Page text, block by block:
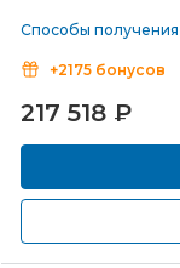
Способы получения
+2175 бонусов
217 518 ₽